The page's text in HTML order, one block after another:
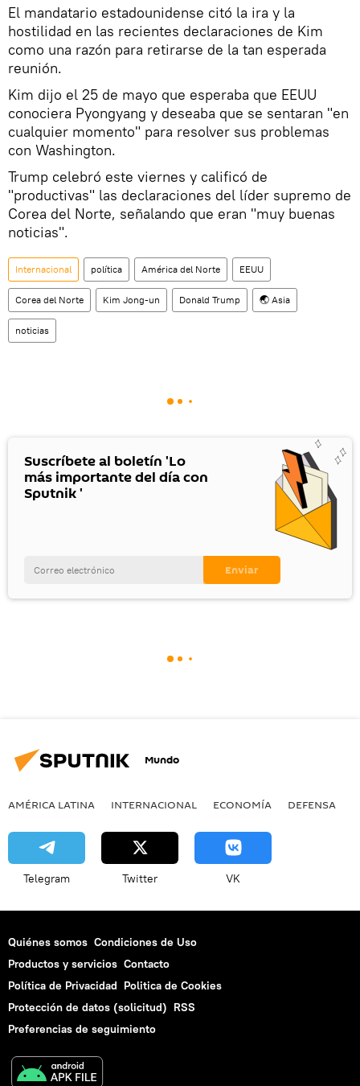
El mandatario estadounidense citó la ira y la
hostilidad en las recientes declaraciones de Kim
como una razón para retirarse de la tan esperada
reunión.
Kim dijo el 25 de mayo que esperaba que EEUU
conociera Pyongyang y deseaba que se sentaran "en
cualquier momento" para resolver sus problemas
con Washington.
Trump celebró este viernes y calificó de
"productivas" las declaraciones del líder supremo de
Corea del Norte, señalando que eran "muy buenas
noticias".
Internacional política América del Norte EEUU
Corea del Norte Kim Jong-un Donald Trump 🌏 Asia
noticias
Suscríbete al boletín 'Lo
más importante del día con
Sputnik '
Mundo
AMÉRICA LATINA INTERNACIONAL ECONOMÍA DEFENSA
Telegram Twitter VK
Quiénes somos Condiciones de Uso
Productos y servicios Contacto
Política de Privacidad Politica de Cookies
Protección de datos (solicitud) RSS
Preferencias de seguimiento